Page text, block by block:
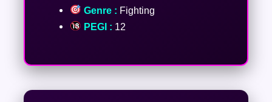
Genre : Fighting
PEGI : 12